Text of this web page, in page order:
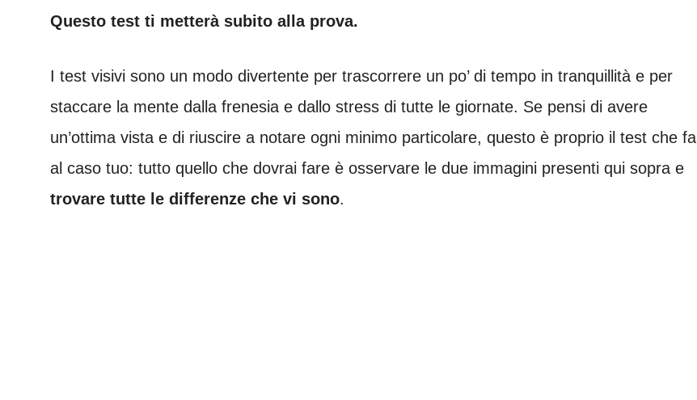
Questo test ti metterà subito alla prova.
I test visivi sono un modo divertente per trascorrere un po’ di tempo in tranquillità e per
staccare la mente dalla frenesia e dallo stress di tutte le giornate. Se pensi di avere
un’ottima vista e di riuscire a notare ogni minimo particolare, questo è proprio il test che fa
al caso tuo: tutto quello che dovrai fare è osservare le due immagini presenti qui sopra e
trovare tutte le differenze che vi sono.